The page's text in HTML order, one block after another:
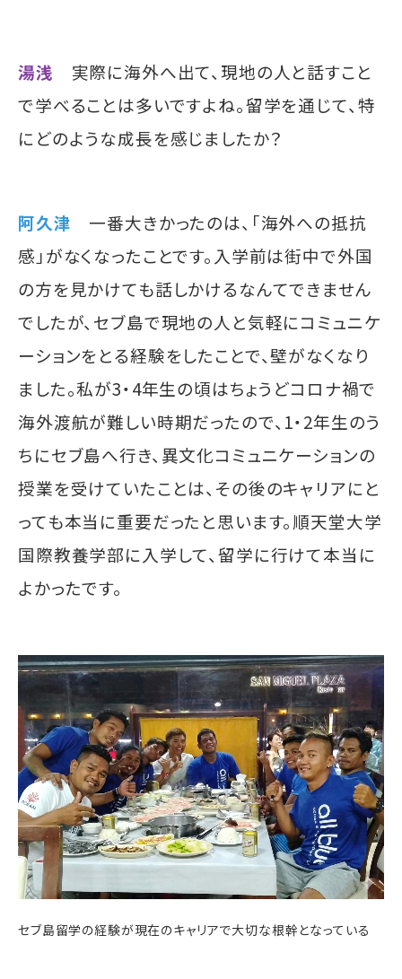
湯浅 実際に海外へ出て、現地の人と話すこと
で学べることは多いですよね。留学を通じて、特
にどのような成長を感じましたか？
阿久津 一番大きかったのは、「海外への抵抗
感」がなくなったことです。入学前は街中で外国
の方を見かけても話しかけるなんてできません
でしたが、セブ島で現地の人と気軽にコミュニケ
ーションをとる経験をしたことで、壁がなくなり
ました。私が3・4年生の頃はちょうどコロナ禍で
海外渡航が難しい時期だったので、1・2年生のう
ちにセブ島へ行き、異文化コミュニケーションの
授業を受けていたことは、その後のキャリアにと
っても本当に重要だったと思います。順天堂大学
国際教養学部に入学して、留学に行けて本当に
よかったです。
セブ島留学の経験が現在のキャリアで大切な根幹となっている